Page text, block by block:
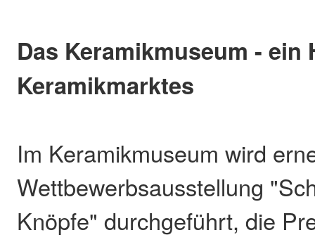
Das Keramikmuseum - ein
Keramikmarktes
Im Keramikmuseum wird
Wettbewerbsausstellung
Knöpfe" durchgeführt, die